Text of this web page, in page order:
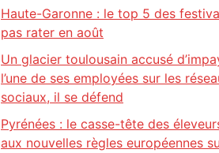
Haute-Garonne : le top 5 des
pas rater en août
Un glacier toulousain accusé
l’une de ses employées sur les
sociaux, il se défend
Pyrénées : le casse-tête des
aux nouvelles règles européennes